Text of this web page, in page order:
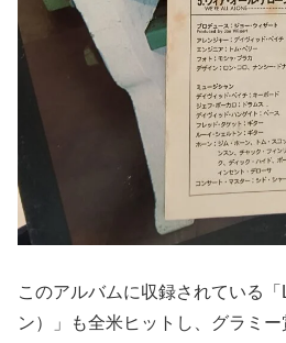
このアルバムに収録されている
ン）」も全米ヒットし、グラミ